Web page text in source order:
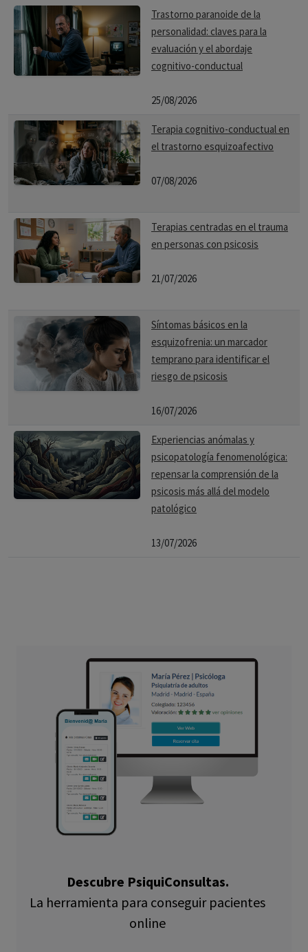
Trastorno paranoide de la
personalidad: claves para la
evaluación y el abordaje
cognitivo-conductual
25/08/2026
Terapia cognitivo-conductual en
el trastorno esquizoafectivo
07/08/2026
Terapias centradas en el trauma
en personas con psicosis
21/07/2026
Síntomas básicos en la
esquizofrenia: un marcador
temprano para identificar el
riesgo de psicosis
16/07/2026
Experiencias anómalas y
psicopatología fenomenológica:
repensar la comprensión de la
psicosis más allá del modelo
patológico
13/07/2026
Descubre PsiquiConsultas.
La herramienta para conseguir pacientes
online